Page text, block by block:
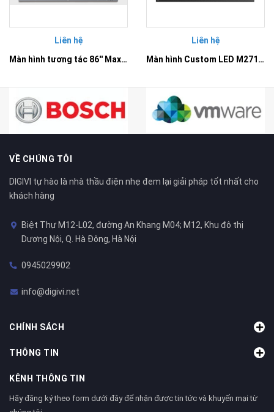
Liên hệ
Màn hình tương tác 86'' Maxhub E8630 - Dòng E serial chuyên cho giáo dục
Liên hệ
Màn hình Custom LED M2712 Maxhub
VỀ CHÚNG TÔI
DIGIVI tự hào là nhà thầu điện nhẹ đem lại giải pháp tốt nhất cho
khách hàng
Biệt Thự M12-L02, đường An Khang M04; M12, Khu đô thị
Dương Nội, Q. Hà Đông, Hà Nội
0945029902
info@digivi.net
CHÍNH SÁCH
THÔNG TIN
KÊNH THÔNG TIN
Hãy đăng ký theo form dưới đây để nhận được tin tức và khuyến mại từ